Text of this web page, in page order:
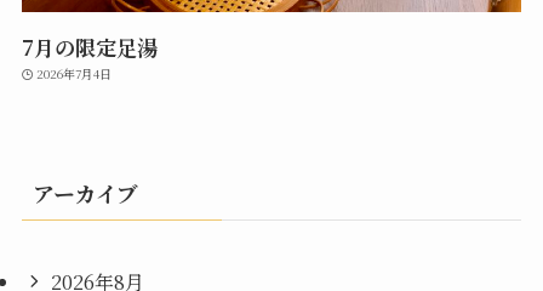
7月の限定足湯
2026年7月4日
アーカイブ
2026年8月